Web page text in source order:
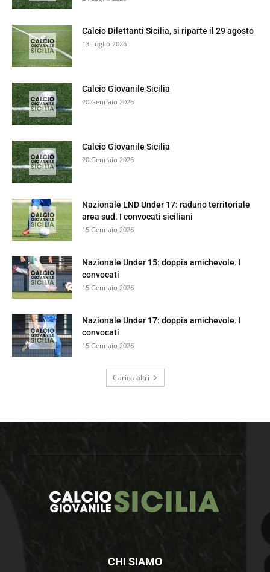
Calcio Dilettanti Sicilia, si riparte il 29 agosto
13 Luglio 2026
Calcio Giovanile Sicilia
20 Gennaio 2026
Calcio Giovanile Sicilia
20 Gennaio 2026
Nazionale LND Under 17: raduno territoriale
area sud. I convocati siciliani
15 Gennaio 2026
Nazionale Under 15: doppia amichevole. I
convocati
15 Gennaio 2026
Nazionale Under 17: doppia amichevole. I
convocati
15 Gennaio 2026
Carica altri
CHI SIAMO